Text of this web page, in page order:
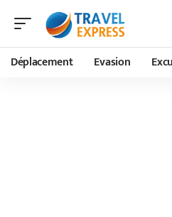
Déplacement Evasion